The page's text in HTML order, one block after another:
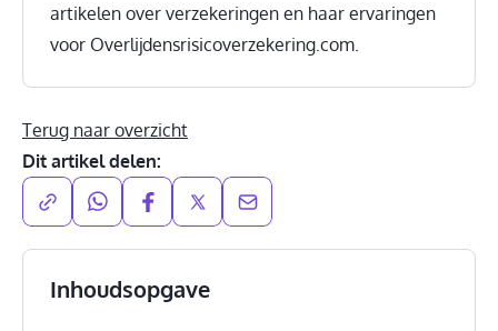
artikelen over verzekeringen en haar ervaringen
voor Overlijdensrisicoverzekering.com.
Terug naar overzicht
Dit artikel delen:
Inhoudsopgave